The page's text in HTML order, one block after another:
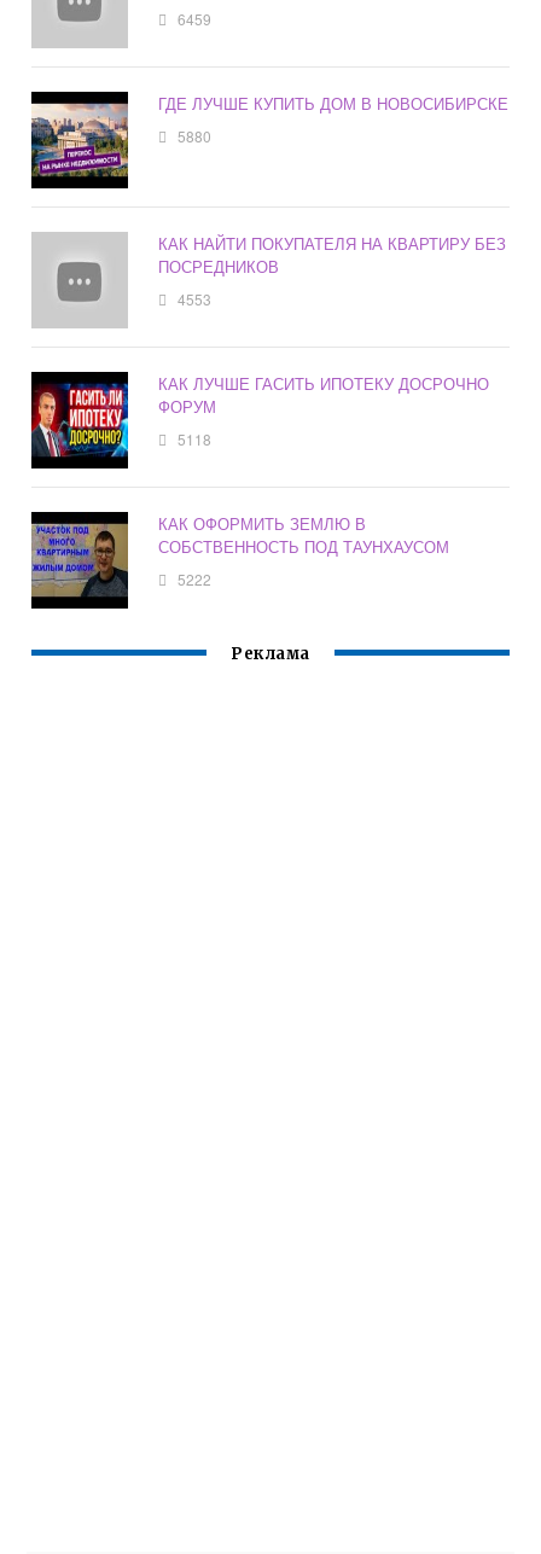
6459
ГДЕ ЛУЧШЕ КУПИТЬ ДОМ В НОВОСИБИРСКЕ
5880
КАК НАЙТИ ПОКУПАТЕЛЯ НА КВАРТИРУ БЕЗ
ПОСРЕДНИКОВ
4553
КАК ЛУЧШЕ ГАСИТЬ ИПОТЕКУ ДОСРОЧНО
ФОРУМ
5118
КАК ОФОРМИТЬ ЗЕМЛЮ В
СОБСТВЕННОСТЬ ПОД ТАУНХАУСОМ
5222
Реклама